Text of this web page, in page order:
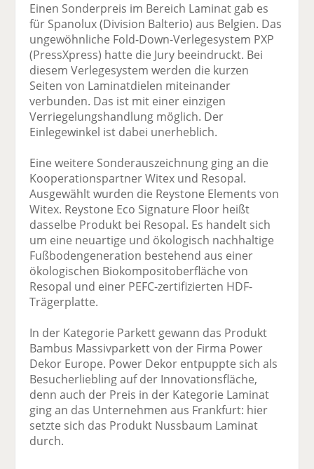
Einen Sonderpreis im Bereich Laminat gab es
für Spanolux (Division Balterio) aus Belgien. Das
ungewöhnliche Fold-Down-Verlegesystem PXP
(PressXpress) hatte die Jury beeindruckt. Bei
diesem Verlegesystem werden die kurzen
Seiten von Laminatdielen miteinander
verbunden. Das ist mit einer einzigen
Verriegelungshandlung möglich. Der
Einlegewinkel ist dabei unerheblich.
Eine weitere Sonderauszeichnung ging an die
Kooperationspartner Witex und Resopal.
Ausgewählt wurden die Reystone Elements von
Witex. Reystone Eco Signature Floor heißt
dasselbe Produkt bei Resopal. Es handelt sich
um eine neuartige und ökologisch nachhaltige
Fußbodengeneration bestehend aus einer
ökologischen Biokompositoberfläche von
Resopal und einer PEFC-zertifizierten HDF-
Trägerplatte.
In der Kategorie Parkett gewann das Produkt
Bambus Massivparkett von der Firma Power
Dekor Europe. Power Dekor entpuppte sich als
Besucherliebling auf der Innovationsfläche,
denn auch der Preis in der Kategorie Laminat
ging an das Unternehmen aus Frankfurt: hier
setzte sich das Produkt Nussbaum Laminat
durch.